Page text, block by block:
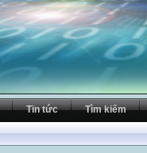
Tin tức Tìm kiếm